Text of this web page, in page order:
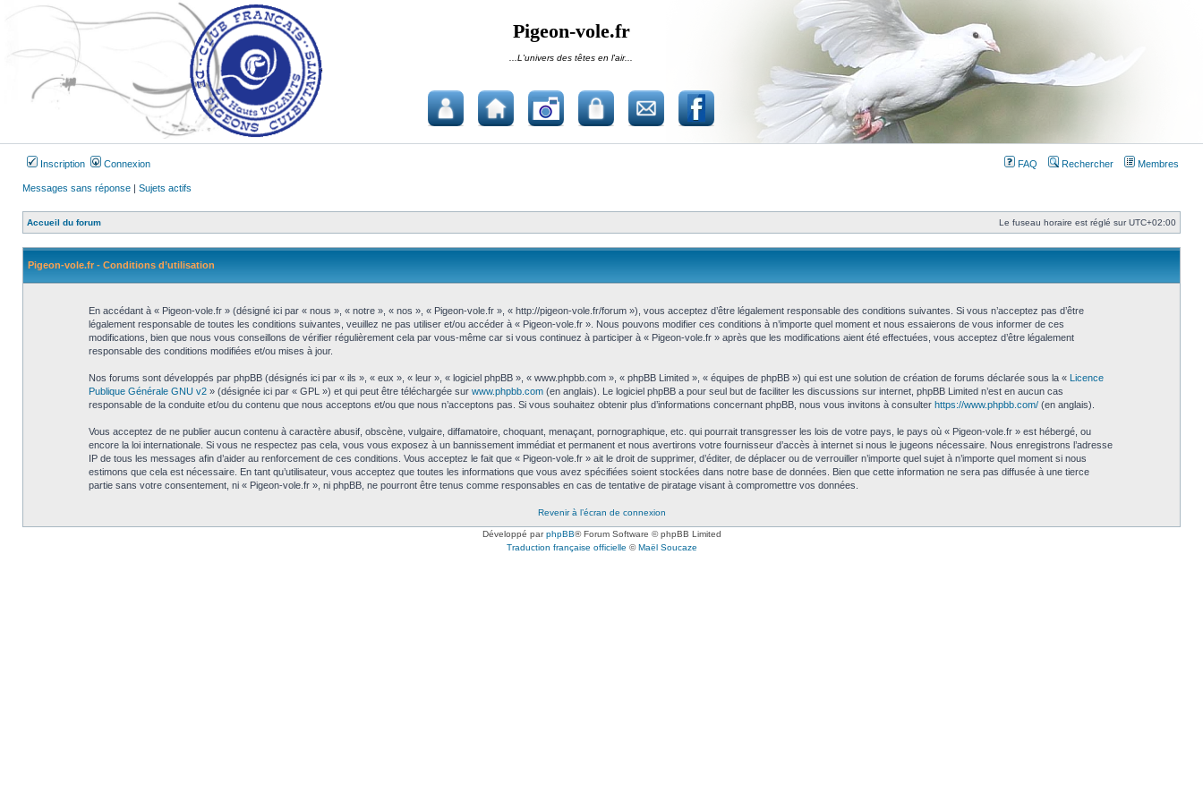
Pigeon-vole.fr
...L'univers des têtes en l'air...
Inscription Connexion FAQ Rechercher Membres
Messages sans réponse | Sujets actifs
Accueil du forum Le fuseau horaire est réglé surUTC+02:00
Pigeon-vole.fr - Conditions d’utilisation
En accédant à « Pigeon-vole.fr » (désigné ici par « nous », « notre », « nos », « Pigeon-vole.fr », « http://pigeon-vole.fr/forum »), vous acceptez d’être légalement responsable des conditions suivantes. Si vous n’acceptez pas d’être
légalement responsable de toutes les conditions suivantes, veuillez ne pas utiliser et/ou accéder à « Pigeon-vole.fr ». Nous pouvons modifier ces conditions à n’importe quel moment et nous essaierons de vous informer de ces
modifications, bien que nous vous conseillons de vérifier régulièrement cela par vous-même car si vous continuez à participer à « Pigeon-vole.fr » après que les modifications aient été effectuées, vous acceptez d’être légalement
responsable des conditions modifiées et/ou mises à jour.
Nos forums sont développés par phpBB (désignés ici par « ils », « eux », « leur », « logiciel phpBB », « www.phpbb.com », « phpBB Limited », « équipes de phpBB ») qui est une solution de création de forums déclarée sous la « Licence
Publique Générale GNU v2» (désignée ici par « GPL ») et qui peut être téléchargée sur www.phpbb.com(en anglais). Le logiciel phpBB a pour seul but de faciliter les discussions sur internet, phpBB Limited n’est en aucun cas
responsable de la conduite et/ou du contenu que nous acceptons et/ou que nous n’acceptons pas. Si vous souhaitez obtenir plus d’informations concernant phpBB, nous vous invitons à consulter https://www.phpbb.com/(en anglais).
Vous acceptez de ne publier aucun contenu à caractère abusif, obscène, vulgaire, diffamatoire, choquant, menaçant, pornographique, etc. qui pourrait transgresser les lois de votre pays, le pays où « Pigeon-vole.fr » est hébergé, ou
encore la loi internationale. Si vous ne respectez pas cela, vous vous exposez à un bannissement immédiat et permanent et nous avertirons votre fournisseur d’accès à internet si nous le jugeons nécessaire. Nous enregistrons l’adresse
IP de tous les messages afin d’aider au renforcement de ces conditions. Vous acceptez le fait que « Pigeon-vole.fr » ait le droit de supprimer, d’éditer, de déplacer ou de verrouiller n’importe quel sujet à n’importe quel moment si nous
estimons que cela est nécessaire. En tant qu’utilisateur, vous acceptez que toutes les informations que vous avez spécifiées soient stockées dans notre base de données. Bien que cette information ne sera pas diffusée à une tierce
partie sans votre consentement, ni « Pigeon-vole.fr », ni phpBB, ne pourront être tenus comme responsables en cas de tentative de piratage visant à compromettre vos données.
Revenir à l’écran de connexion
Développé parphpBB® Forum Software © phpBB Limited
Traduction française officielle ©Maël Soucaze